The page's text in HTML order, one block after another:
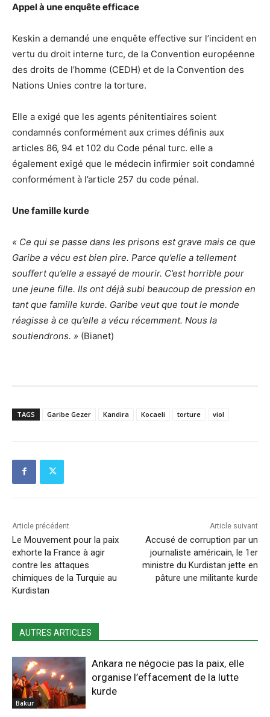
Appel à une enquête efficace
Keskin a demandé une enquête effective sur l’incident en
vertu du droit interne turc, de la Convention européenne
des droits de l’homme (CEDH) et de la Convention des
Nations Unies contre la torture.
Elle a exigé que les agents pénitentiaires soient
condamnés conformément aux crimes définis aux
articles 86, 94 et 102 du Code pénal turc. elle a
également exigé que le médecin infirmier soit condamné
conformément à l’article 257 du code pénal.
Une famille kurde
« Ce qui se passe dans les prisons est grave mais ce que
Garibe a vécu est bien pire. Parce qu’elle a tellement
souffert qu’elle a essayé de mourir. C’est horrible pour
une jeune fille. Ils ont déjà subi beaucoup de pression en
tant que famille kurde. Garibe veut que tout le monde
réagisse à ce qu’elle a vécu récemment. Nous la
soutiendrons. » (Bianet)
TAGS Garibe Gezer Kandira Kocaeli torture viol
Article précédent
Le Mouvement pour la paix
exhorte la France à agir
contre les attaques
chimiques de la Turquie au
Kurdistan
Article suivant
Accusé de corruption par un
journaliste américain, le 1er
ministre du Kurdistan jette en
pâture une militante kurde
AUTRES ARTICLES
Bakur
Ankara ne négocie pas la paix, elle
organise l’effacement de la lutte
kurde